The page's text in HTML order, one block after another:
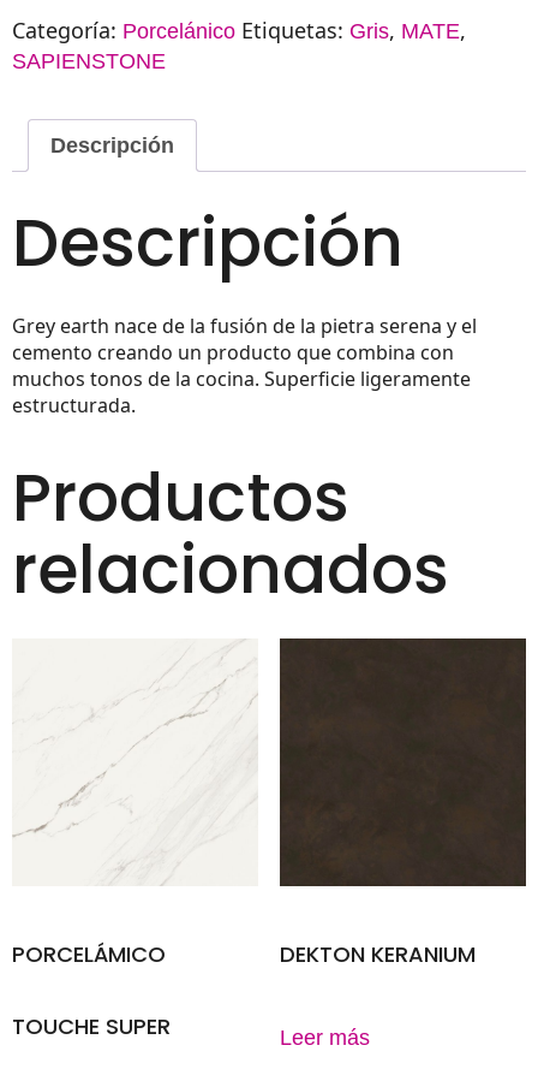
Categoría: Porcelánico Etiquetas: Gris, MATE,
SAPIENSTONE
Descripción
Descripción
Grey earth nace de la fusión de la pietra serena y el
cemento creando un producto que combina con
muchos tonos de la cocina. Superficie ligeramente
estructurada.
Productos
relacionados
PORCELÁMICO
TOUCHE SUPER
DEKTON KERANIUM
Leer más